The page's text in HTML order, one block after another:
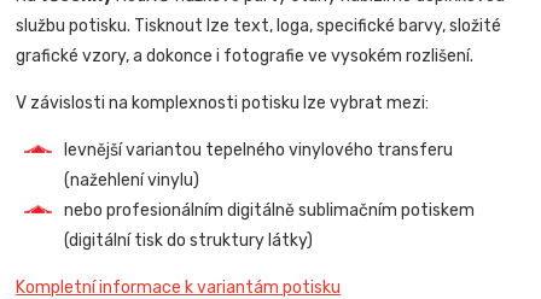
službu potisku. Tisknout lze text, loga, specifické barvy, složité
grafické vzory, a dokonce i fotografie ve vysokém rozlišení.
V závislosti na komplexnosti potisku lze vybrat mezi:
levnější variantou tepelného vinylového transferu
(nažehlení vinylu)
nebo profesionálním digitálně sublimačním potiskem
(digitální tisk do struktury látky)
Kompletní informace k variantám potisku